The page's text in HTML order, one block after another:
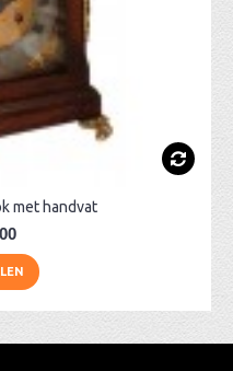
met handvat